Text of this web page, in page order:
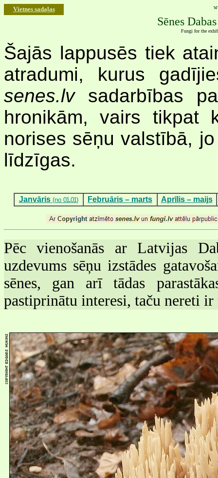
Vietnes sadaļas
Sēnes
Fungi for the
Šajās lappusēs tiek
atradumi, kurus
senes.lvsadarbības
hronikām, vairs tikpat
norises sēņu valstībā,
līdzīgas.
Janvāris (no 01.01) Februāris – marts Aprīlis – maijs
Pēc vienošanās ar Latvijas
uzdevums sēņu izstādes
sēnes, gan arī tādas
pastiprinātu interesi, taču nereti